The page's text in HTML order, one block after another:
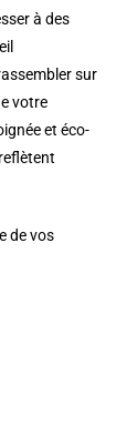
à des
sur
votre
et éco-
de vos